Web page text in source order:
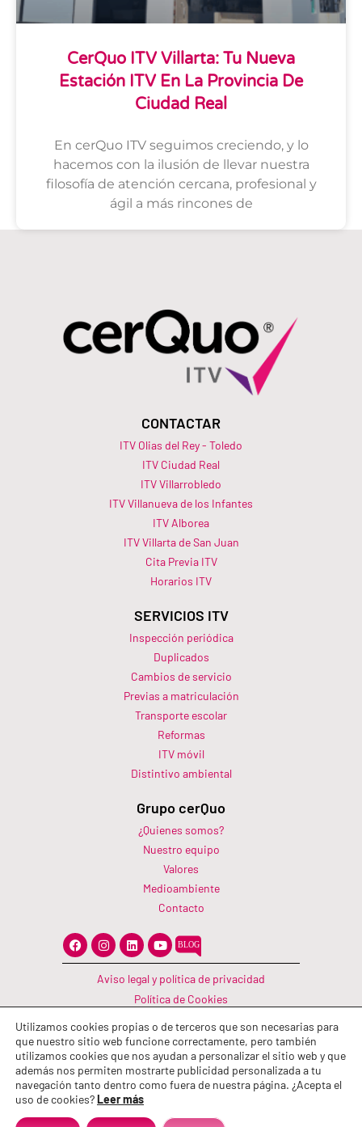
CerQuo ITV Villarta: Tu Nueva
Estación ITV En La Provincia De
Ciudad Real
En cerQuo ITV seguimos creciendo, y lo
hacemos con la ilusión de llevar nuestra
filosofía de atención cercana, profesional y
ágil a más rincones de
CONTACTAR
ITV Olias del Rey - Toledo
ITV Ciudad Real
ITV Villarrobledo
ITV Villanueva de los Infantes
ITV Alborea
ITV Villarta de San Juan
Cita Previa ITV
Horarios ITV​
SERVICIOS ITV
Inspección periódica
Duplicados
Cambios de servicio
Previas a matriculación
Transporte escolar
Reformas
ITV móvil
Distintivo ambiental
Grupo cerQuo
¿Quienes somos?
Nuestro equipo
Valores
Medioambiente
Contacto
F
a
c
o
k
I
n
s
t
a
r
a
m
L
i
n
k
e
d
i
n
Y
o
u
t
u
b
e
Aviso legal y política de privacidad
Política de Cookies
Política de calidad
Utilizamos cookies propias o de terceros que son necesarias para
que nuestro sitio web funcione correctamente, pero también
utilizamos cookies que nos ayudan a personalizar el sitio web y que
además nos permiten mostrarte publicidad personalizada a tu
navegación tanto dentro como fuera de nuestra página. ¿Acepta el
uso de cookies?Leer más